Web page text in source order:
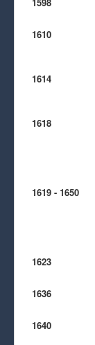
1610
1614
1618
1619 - 1650
1623
1636
1640